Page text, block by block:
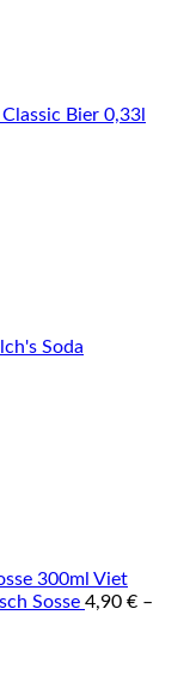
Bier 0,33l
Soda
Viet
Sosse 4,90 € –